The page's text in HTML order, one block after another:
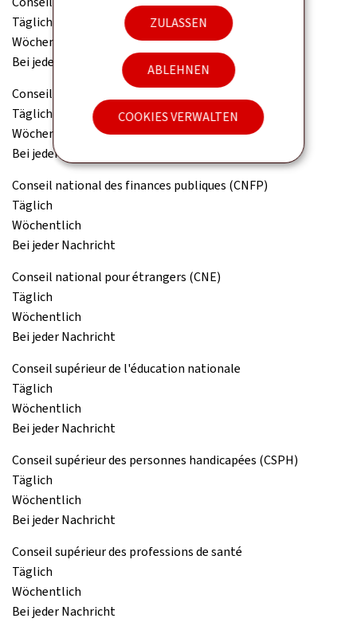
ZULASSEN
ABLEHNEN
COOKIES VERWALTEN
Täglich
Wöchentlich
Bei jeder Nachricht
Conseil économique et social (CES)
Täglich
Wöchentlich
Bei jeder Nachricht
Conseil national des finances publiques (CNFP)
Täglich
Wöchentlich
Bei jeder Nachricht
Conseil national pour étrangers (CNE)
Täglich
Wöchentlich
Bei jeder Nachricht
Conseil supérieur de l'éducation nationale
Täglich
Wöchentlich
Bei jeder Nachricht
Conseil supérieur des personnes handicapées (CSPH)
Täglich
Wöchentlich
Bei jeder Nachricht
Conseil supérieur des professions de santé
Täglich
Wöchentlich
Bei jeder Nachricht